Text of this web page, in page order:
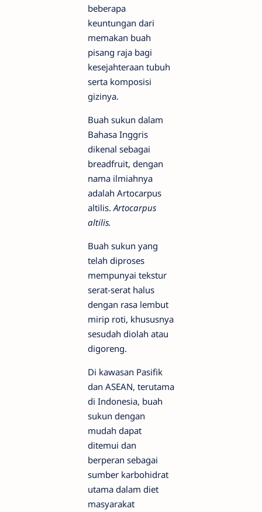
beberapa
keuntungan dari
memakan buah
pisang raja bagi
kesejahteraan tubuh
serta komposisi
gizinya.
Buah sukun dalam
Bahasa Inggris
dikenal sebagai
breadfruit, dengan
nama ilmiahnya
adalah Artocarpus
altilis.Artocarpus
altilis.
Buah sukun yang
telah diproses
mempunyai tekstur
serat-serat halus
dengan rasa lembut
mirip roti, khususnya
sesudah diolah atau
digoreng.
Di kawasan Pasifik
dan ASEAN, terutama
di Indonesia, buah
sukun dengan
mudah dapat
ditemui dan
berperan sebagai
sumber karbohidrat
utama dalam diet
masyarakat